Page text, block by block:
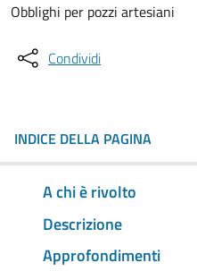
Obblighi per pozzi artesiani
Condividi
INDICE DELLA PAGINA
A chi è rivolto
Descrizione
Approfondimenti